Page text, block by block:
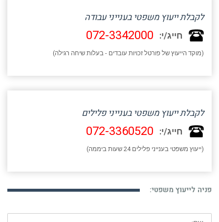
לקבלת ייעוץ משפטי בענייני עבודה
חייג/י: 072-3342000
(מוקד הייעוץ של פורטל זכויות עובדים - בעלות שיחה רגילה)
לקבלת ייעוץ משפטי בענייני פלילים
חייג/י: 072-3360520
(ייעוץ משפטי בענייני פלילים 24 שעות ביממה)
פניה לייעוץ משפטי:
שם: